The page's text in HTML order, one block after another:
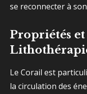
se reconnecter à
Propriétés
Le Corail est
la circulation des